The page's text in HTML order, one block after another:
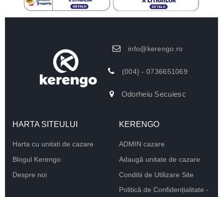
info@kerengo.ro
(004) - 0736651069
Odorheiu Secuiesc
HARTA SITEULUI
Harta cu unitati de cazare
Blogul Kerengo
Despre noi
KERENGO
ADMIN cazare
Adaugă unitate de cazare
Conditii de Utilizare Site
Politică de Confidențialitate -